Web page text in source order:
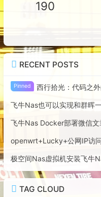
190
RECENT POSTS
Pinned 西行拾光：代码之
飞牛Nas也可以实现和群晖
飞牛Nas Docker部署微信
openwrt+Lucky+公网IP访
极空间Nas虚拟机安装飞牛
TAG CLOUD